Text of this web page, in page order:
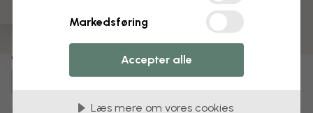
Mat overflade
Varenummer:
Markedsføring
Accepter alle
Læs mere om vores cookies